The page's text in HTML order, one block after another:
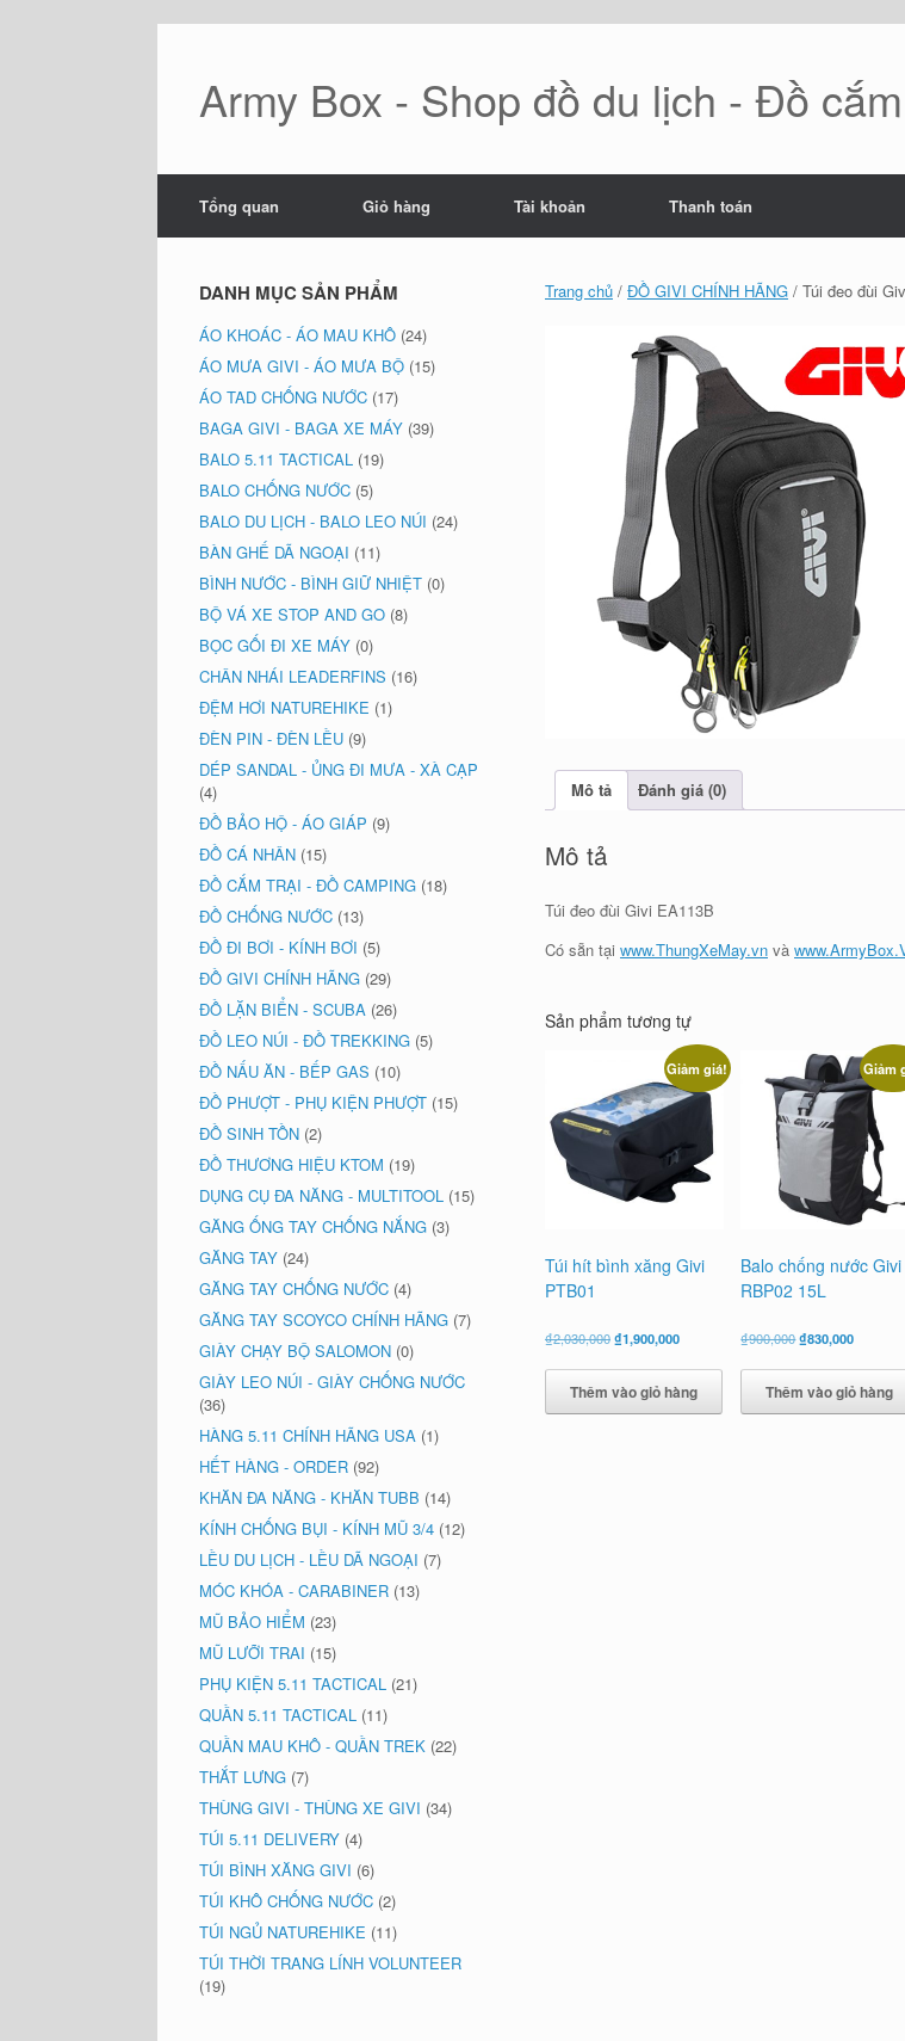
Army Box - Shop đồ du lịch - Đồ
Tổng quan Giỏ hàng Tài khoản Thanh toán
Trang chủ /ĐỒ GIVI CHÍNH HÃNG / Túi đeo đùi
Mô tả Đánh giá (0)
Mô tả
Túi đeo đùi Givi EA113B
Có sẵn tạiwww.ThungXeMay.vn và
Sản phẩm tương tự
Giảm giá!
Túi hít bình xăng Givi
PTB01
₫2,030,000Giá
là:
₫2,030,000.
₫1,900,000Giá
tại
là:
₫1,900,000.
Thêm vào giỏ hàng
Giảm
Balo chống nước Givi
RBP02 15L
₫900,000Giá
là:
₫900,000.
₫830,000Giá
tại
là:
Thêm vào giỏ hàng
DANH MỤC SẢN PHẨM
ÁO KHOÁC - ÁO MAU KHÔ (24)
ÁO MƯA GIVI - ÁO MƯA BỘ (15)
ÁO TAD CHỐNG NƯỚC (17)
BAGA GIVI - BAGA XE MÁY (39)
BALO 5.11 TACTICAL (19)
BALO CHỐNG NƯỚC (5)
BALO DU LỊCH - BALO LEO NÚI (24)
BÀN GHẾ DÃ NGOẠI (11)
BÌNH NƯỚC - BÌNH GIỮ NHIỆT (0)
BỘ VÁ XE STOP AND GO (8)
BỌC GỐI ĐI XE MÁY (0)
CHÂN NHÁI LEADERFINS (16)
ĐỆM HƠI NATUREHIKE (1)
ĐÈN PIN - ĐÈN LỀU (9)
DÉP SANDAL - ỦNG ĐI MƯA - XÀ CẠP
(4)
ĐỒ BẢO HỘ - ÁO GIÁP (9)
ĐỒ CÁ NHÂN (15)
ĐỒ CẮM TRẠI - ĐỒ CAMPING (18)
ĐỒ CHỐNG NƯỚC (13)
ĐỒ ĐI BƠI - KÍNH BƠI (5)
ĐỒ GIVI CHÍNH HÃNG (29)
ĐỒ LẶN BIỂN - SCUBA (26)
ĐỒ LEO NÚI - ĐỒ TREKKING (5)
ĐỒ NẤU ĂN - BẾP GAS (10)
ĐỒ PHƯỢT - PHỤ KIỆN PHƯỢT (15)
ĐỒ SINH TỒN (2)
ĐỒ THƯƠNG HIỆU KTOM (19)
DỤNG CỤ ĐA NĂNG - MULTITOOL (15)
GĂNG ỐNG TAY CHỐNG NẮNG (3)
GĂNG TAY (24)
GĂNG TAY CHỐNG NƯỚC (4)
GĂNG TAY SCOYCO CHÍNH HÃNG (7)
GIÀY CHẠY BỘ SALOMON (0)
GIÀY LEO NÚI - GIÀY CHỐNG NƯỚC
(36)
HÀNG 5.11 CHÍNH HÃNG USA (1)
HẾT HÀNG - ORDER (92)
KHĂN ĐA NĂNG - KHĂN TUBB (14)
KÍNH CHỐNG BỤI - KÍNH MŨ 3/4 (12)
LỀU DU LỊCH - LỀU DÃ NGOẠI (7)
MÓC KHÓA - CARABINER (13)
MŨ BẢO HIỂM (23)
MŨ LƯỠI TRAI (15)
PHỤ KIỆN 5.11 TACTICAL (21)
QUẦN 5.11 TACTICAL (11)
QUẦN MAU KHÔ - QUẦN TREK (22)
THẮT LƯNG (7)
THÙNG GIVI - THÙNG XE GIVI (34)
TÚI 5.11 DELIVERY (4)
TÚI BÌNH XĂNG GIVI (6)
TÚI KHÔ CHỐNG NƯỚC (2)
TÚI NGỦ NATUREHIKE (11)
TÚI THỜI TRANG LÍNH VOLUNTEER
(19)